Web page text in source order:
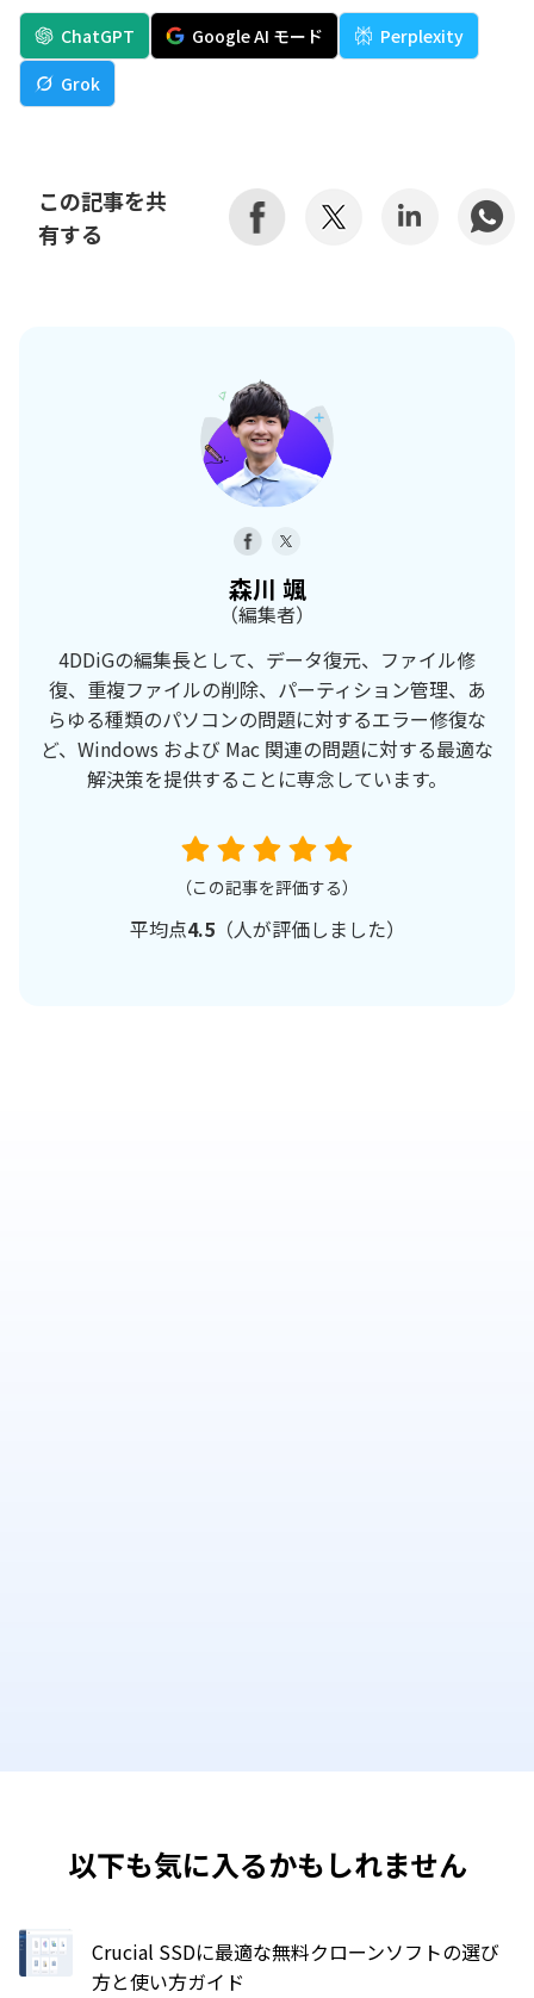
ChatGPT Google AI モード
Perplexity
Grok
この記事を共
有する
森川 颯
（編集者）
4DDiGの編集長として、データ復元、ファイル修
復、重複ファイルの削除、パーティション管理、あ
らゆる種類のパソコンの問題に対するエラー修復な
ど、Windows および Mac 関連の問題に対する最適な
解決策を提供することに専念しています。
（この記事を評価する）
平均点4.5（人が評価しました）
以下も気に入るかもしれません
Crucial SSDに最適な無料クローンソフトの選び
方と使い方ガイド